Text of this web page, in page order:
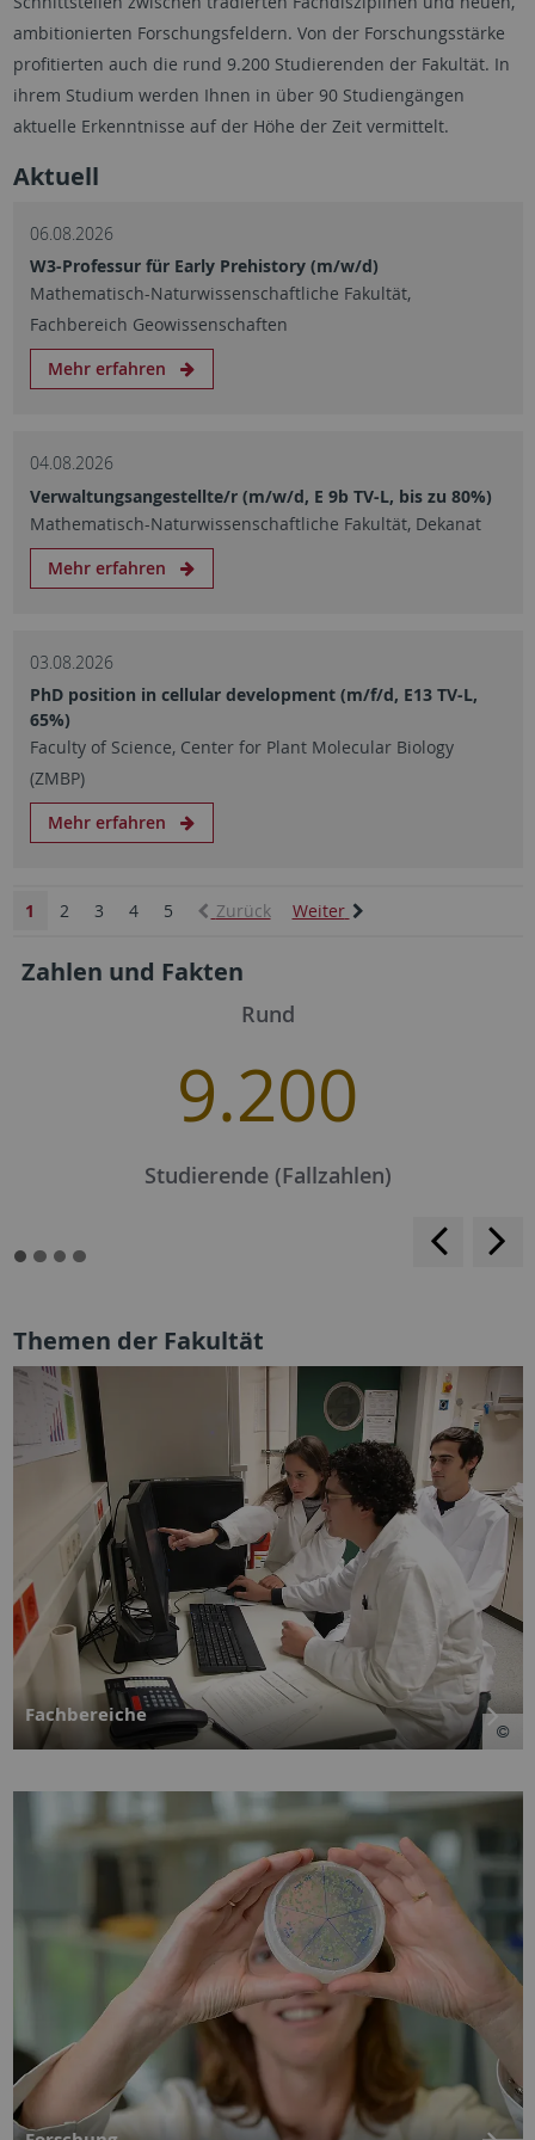
ambitionierten Forschungsfeldern. Von der Forschungsstärke
profitierten auch die rund 9.200 Studierenden der Fakultät. In
ihrem Studium werden Ihnen in über 90 Studiengängen
aktuelle Erkenntnisse auf der Höhe der Zeit vermittelt.
Aktuell
06.08.2026
W3-Professur für Early Prehistory (m/w/d)
Mathematisch-Naturwissenschaftliche Fakultät,
Fachbereich Geowissenschaften
Mehr erfahren
04.08.2026
Verwaltungsangestellte/r (m/w/d, E 9b TV-L, bis zu 80%)
Mathematisch-Naturwissenschaftliche Fakultät, Dekanat
Mehr erfahren
03.08.2026
PhD position in cellular development (m/f/d, E13 TV-L,
65%)
Faculty of Science, Center for Plant Molecular Biology
(ZMBP)
Mehr erfahren
Zurück
1 2 3 4 5 Weiter
Zahlen und Fakten
Rund
9.200
Studierende (Fallzahlen)
Themen der Fakultät
Fachbereiche